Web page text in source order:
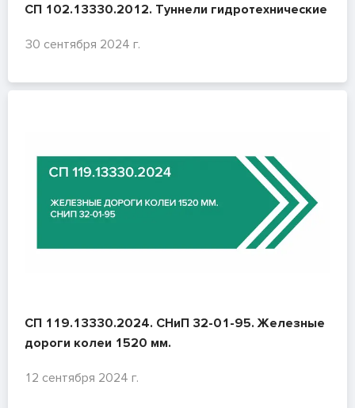
СП 102.13330.2012. Туннели гидротехнические
30 сентября 2024 г.
СП 119.13330.2024. СНиП 32-01-95. Железные
дороги колеи 1520 мм.
12 сентября 2024 г.